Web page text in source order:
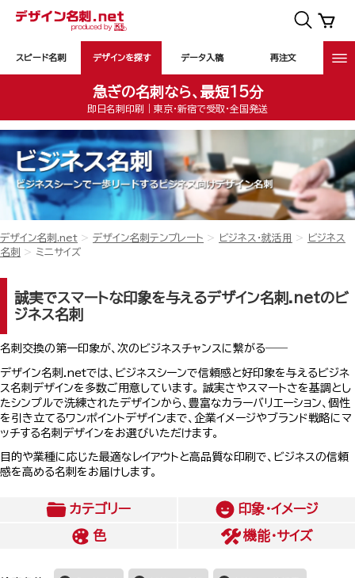
スピード名刺 デザインを探す データ入稿 再注文
急ぎの名刺なら、最短15分
即日名刺印刷｜東京・新宿で受取・全国発送
デザイン名刺.net デザイン名刺テンプレート ビジネス・就活用
ビジネス
名刺
ミニサイズ
誠実でスマートな印象を与えるデザイン名刺.netのビ
ジネス名刺
名刺交換の第一印象が、次のビジネスチャンスに繋がる――
デザイン名刺.netでは、ビジネスシーンで信頼感と好印象を与えるビジネ
ス名刺デザインを多数ご用意しています。 誠実さやスマートさを基調とし
たシンプルで洗練されたデザインから、豊富なカラーバリエーション、個性
を引き立てるワンポイントデザインまで、企業イメージやブランド戦略にマ
ッチする名刺デザインをお選びいただけます。
目的や業種に応じた最適なレイアウトと高品質な印刷で、ビジネスの信頼
感を高める名刺をお届けします。
カテゴリー
印象・イメージ
色
機能・サイズ